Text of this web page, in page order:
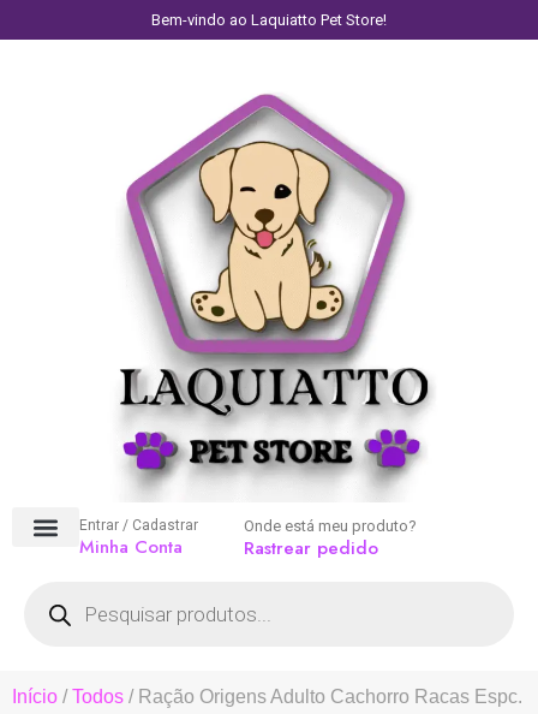
Bem-vindo ao Laquiatto Pet Store!
Entrar / Cadastrar
Minha Conta
Onde está meu produto?
Rastrear pedido
Início /Todos / Ração Origens Adulto Cachorro Racas Espc.